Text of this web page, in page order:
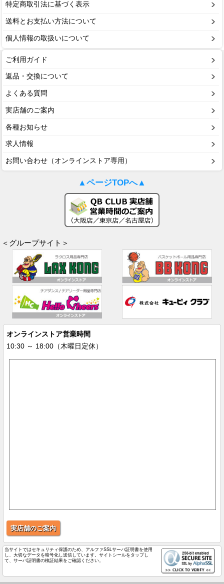
特定商取引法に基づく表示
送料とお支払い方法について
個人情報の取扱いについて
ご利用ガイド
返品・交換について
よくある質問
実店舗のご案内
各種お知らせ
求人情報
お問い合わせ（オンラインストア専用）
▲ページTOPへ▲
＜グループサイト＞
オンラインストア営業時間
10:30 ～ 18:00（木曜日定休）
実店舗のご案内
当サイトではセキュリティ保護のため、アルファSSLサーバ証明書を使用
し、大切なデータを暗号化し送信しています。サイトシールをタップし
て、サーバ証明書の検証結果をご確認ください。